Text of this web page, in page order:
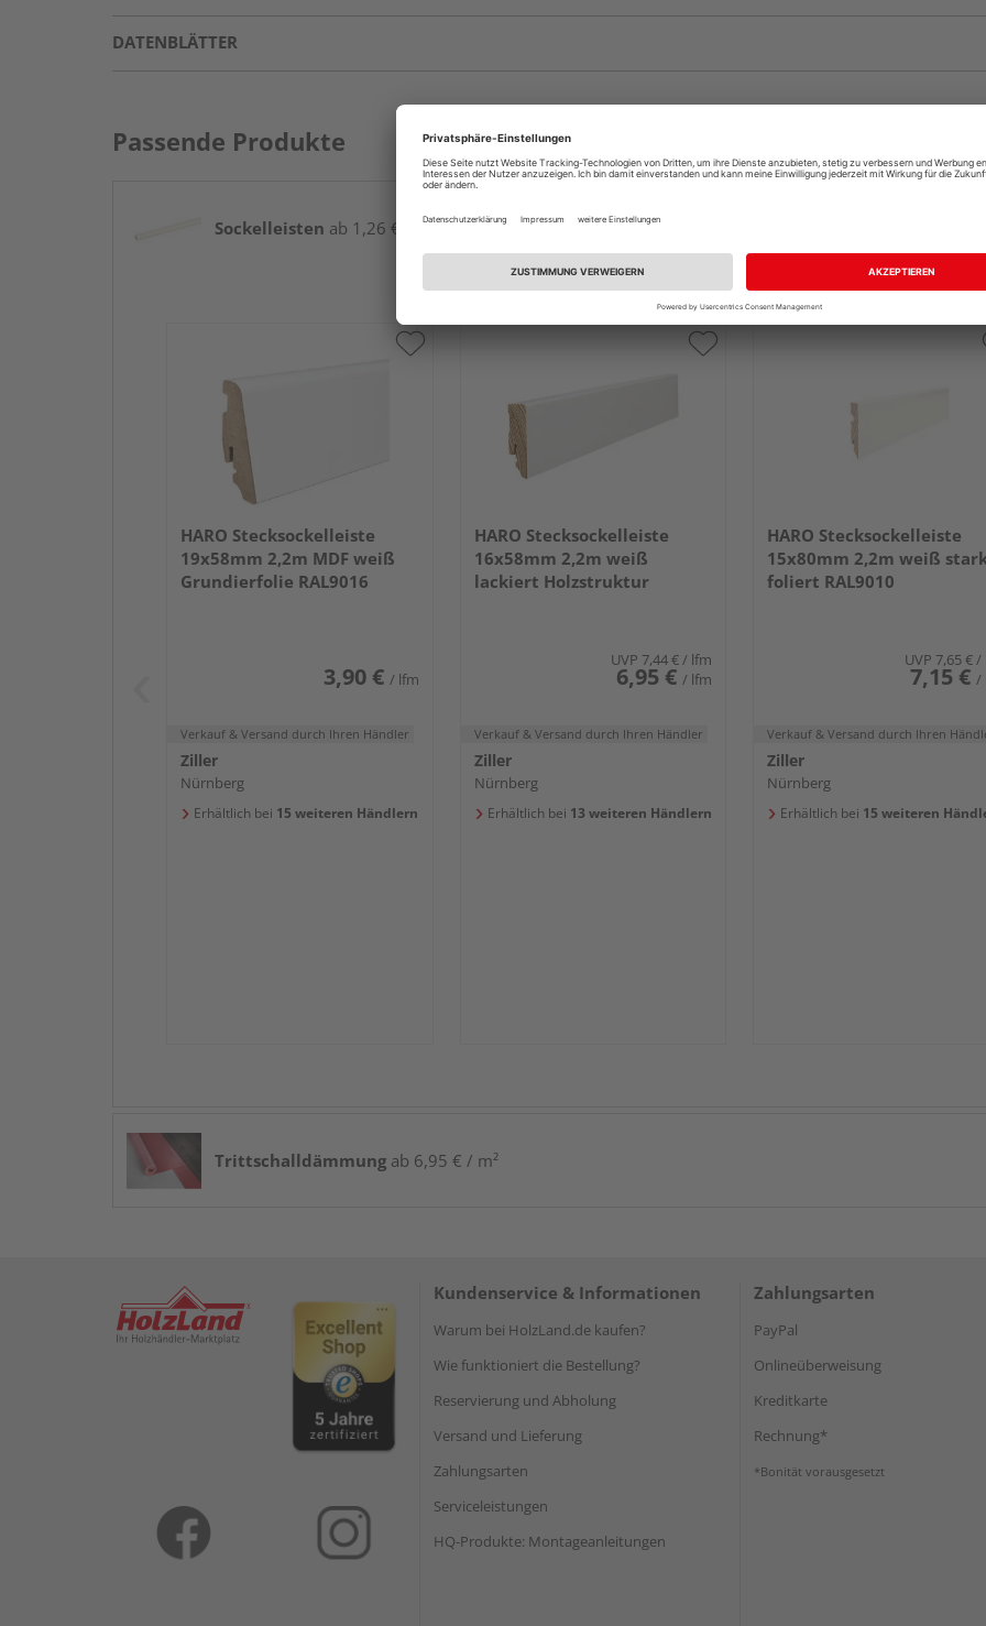
DATENBLÄTTER
Passende Produkte
Sockelleisten ab 1,26 € / lfm
HARO Stecksockelleiste
19x58mm 2,2m MDF weiß
Grundierfolie RAL9016
3,90 € / lfm
Verkauf & Versand durch Ihren Händler
Ziller
Nürnberg
Erhältlich bei 15 weiteren Händlern
HARO Stecksockelleiste
16x58mm 2,2m weiß
lackiert Holzstruktur
UVP 7,44 €/ lfm
6,95 € / lfm
Verkauf & Versand durch Ihren Händler
Ziller
Nürnberg
Erhältlich bei 13 weiteren Händlern
HARO Stecksockelleiste
15x80mm 2,2m weiß
foliert RAL9010
UVP 7,65 €/
7,15 € /
Verkauf & Versand durch Ihren
Ziller
Nürnberg
Erhältlich bei 15 weiteren
Trittschalldämmung ab 6,95 € / m²
Kundenservice & Informationen
Warum bei HolzLand.de kaufen?
Wie funktioniert die Bestellung?
Reservierung und Abholung
Versand und Lieferung
Zahlungsarten
Serviceleistungen
HQ-Produkte: Montageanleitungen
Zahlungsarten
PayPal
Onlineüberweisung
Kreditkarte
Rechnung*
*Bonität vorausgesetzt